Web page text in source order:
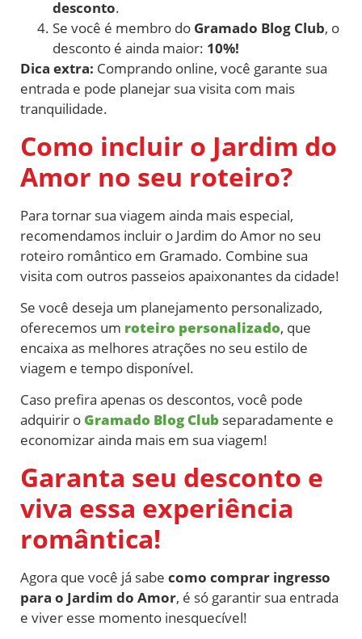
desconto.
Se você é membro do Gramado Blog Club, o
desconto é ainda maior: 10%!
Dica extra: Comprando online, você garante sua
entrada e pode planejar sua visita com mais
tranquilidade.
Como incluir o Jardim do
Amor no seu roteiro?
Para tornar sua viagem ainda mais especial,
recomendamos incluir o Jardim do Amor no seu
roteiro romântico em Gramado. Combine sua
visita com outros passeios apaixonantes da cidade!
Se você deseja um planejamento personalizado,
oferecemos um roteiro personalizado, que
encaixa as melhores atrações no seu estilo de
viagem e tempo disponível.
Caso prefira apenas os descontos, você pode
adquirir o Gramado Blog Club separadamente e
economizar ainda mais em sua viagem!
Garanta seu desconto e
viva essa experiência
romântica!
Agora que você já sabe como comprar ingresso
para o Jardim do Amor, é só garantir sua entrada
e viver esse momento inesquecível!